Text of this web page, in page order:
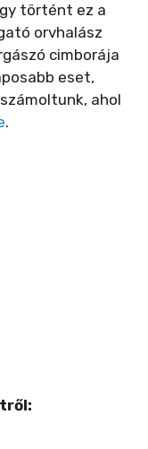
történt ez a
orvhalász
cimborája
eset,
ahol
.